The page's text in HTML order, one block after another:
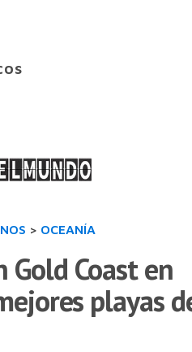
> OCEANÍA
Gold Coast en
playas